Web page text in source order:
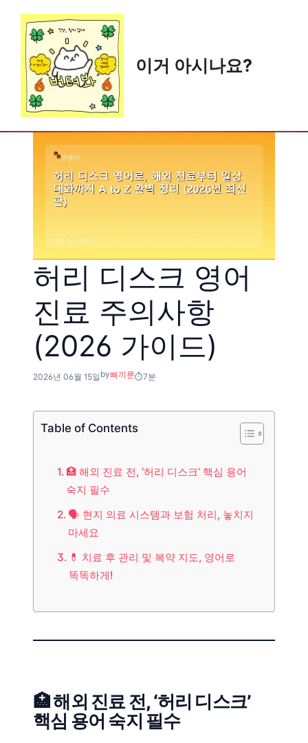
content
이거 아시나요?
허리 디스크 영어
진료 주의사항
(2026 가이드)
2026년 06월 15일 by삐끼룬 7분
Table of Contents
🏥 해외 진료 전, ‘허리 디스크’ 핵심 용어
숙지 필수
🗣️ 현지 의료 시스템과 보험 처리, 놓치지
마세요
💊 치료 후 관리 및 복약 지도, 영어로
똑똑하게!
🏥 해외 진료 전, ‘허리 디스크’
핵심 용어 숙지 필수